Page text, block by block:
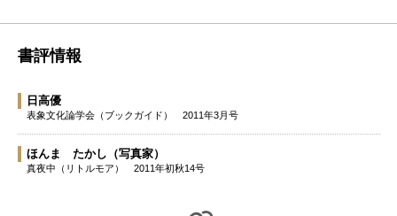
書評情報
日高優
表象文化論学会（ブックガイド） 2011年3月号
ほんま たかし （写真家）
真夜中（リトルモア） 2011年初秋14号